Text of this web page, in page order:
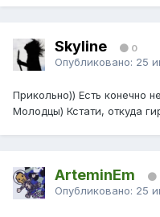
Skyline 0
Опубликовано: 25
Прикольно)) Есть конечно
Молодцы) Кстати, откуда
ArteminEm
Опубликовано: 25